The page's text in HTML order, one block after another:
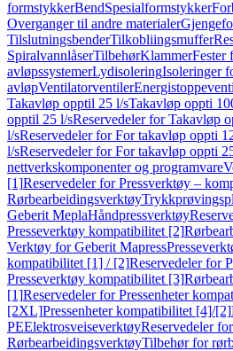
formstykkerBendSpesialformstykker
Overganger til andre materialer
TilslutningsbenderTilkobliingsmuffer
SpiralvannlåserTilbehørKlammerFester
avløpssystemerLydisoleringIsoleringer
avløpVentilatorventiler
Takavløp opptil 25 l/sTakavløp oppti
opptil 25 l/sReservedeler for Takavløp
l/sReservedeler for For takavløp oppti
l/sReservedeler for For takavløp oppti
nettverkskomponenter og programvare
[1]Reservedeler for Pressverktøy –
Rørbearbeidingsverktøy
Geberit MeplaHåndpressverktøy
Presseverktøy kompatibilitet [2]
Verktøy for Geberit Mapress
kompatibilitet [1] / [2]Reservedeler for
Presseverktøy kompatibilitet [3]
[1]Reservedeler for Pressenheter
[2XL]Pressenheter kompatibilitet [4]/[2]
PEElektrosveiseverktøyReservedeler
RørbearbeidingsverktøyTilbehør for